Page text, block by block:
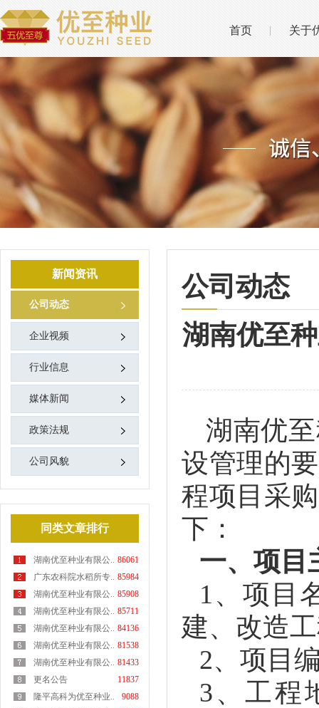
首页 关于
新闻资讯
公司动态
企业视频
行业信息
媒体新闻
政策法规
公司风貌
同类文章排行
86061
湖南优至种业有限公..
85984
广东农科院水稻所专..
85908
湖南优至种业有限公..
85711
湖南优至种业有限公..
84136
湖南优至种业有限公..
81538
湖南优至种业有限公..
81433
湖南优至种业有限公..
11837
更名公告
9088
隆平高科为优至种业..
公司动态
湖南优至
湖南优
设管理的
程项目采
下：
一、项目
1 、项目
建、改造
2、项目
3 、工程